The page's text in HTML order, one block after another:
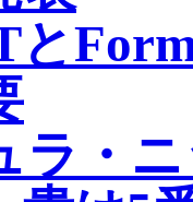
と
ラ・